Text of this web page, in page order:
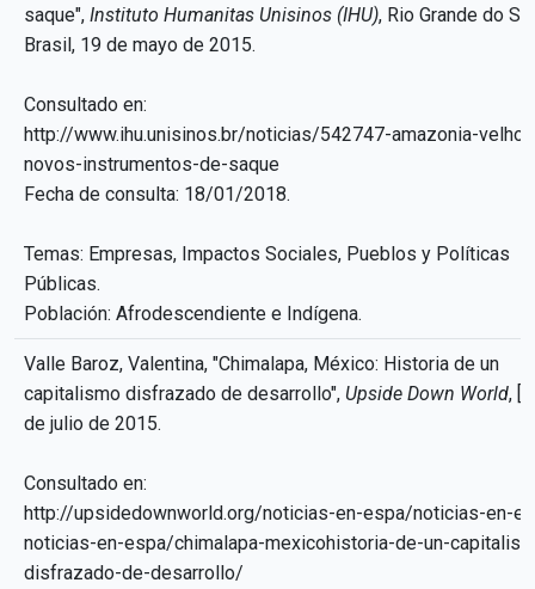
saque", Instituto Humanitas Unisinos (IHU), Rio Grande do
Brasil, 19 de mayo de 2015.
Consultado en:
http://www.ihu.unisinos.br/noticias/542747-amazonia-
novos-instrumentos-de-saque
Fecha de consulta: 18/01/2018.
Temas: Empresas, Impactos Sociales, Pueblos y Políticas
Públicas.
Población: Afrodescendiente e Indígena.
Valle Baroz, Valentina, "Chimalapa, México: Historia de un
capitalismo disfrazado de desarrollo", Upside Down World,
de julio de 2015.
Consultado en:
http://upsidedownworld.org/noticias-en-espa/noticias-en-
noticias-en-espa/chimalapa-mexicohistoria-de-un-
disfrazado-de-desarrollo/